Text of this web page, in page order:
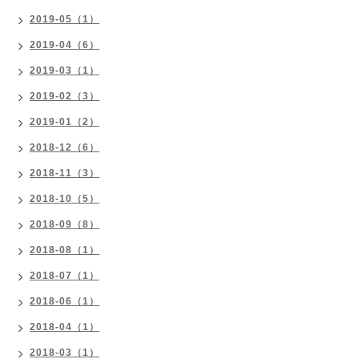
2019-05（1）
2019-04（6）
2019-03（1）
2019-02（3）
2019-01（2）
2018-12（6）
2018-11（3）
2018-10（5）
2018-09（8）
2018-08（1）
2018-07（1）
2018-06（1）
2018-04（1）
2018-03（1）